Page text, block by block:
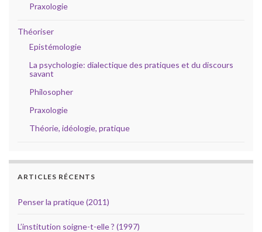
Praxologie
Théoriser
Epistémologie
La psychologie: dialectique des pratiques et du discours
savant
Philosopher
Praxologie
Théorie, idéologie, pratique
ARTICLES RÉCENTS
Penser la pratique (2011)
L’institution soigne-t-elle ? (1997)